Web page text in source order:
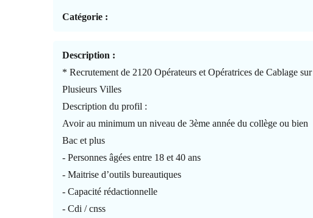
Catégorie :
Description :
* Recrutement de 2120 Opérateurs et Opératrices de Cablage sur
Plusieurs Villes
Description du profil :
Avoir au minimum un niveau de 3ème année du collège ou bien
Bac et plus
- Personnes âgées entre 18 et 40 ans
- Maitrise d’outils bureautiques
- Capacité rédactionnelle
- Cdi / cnss